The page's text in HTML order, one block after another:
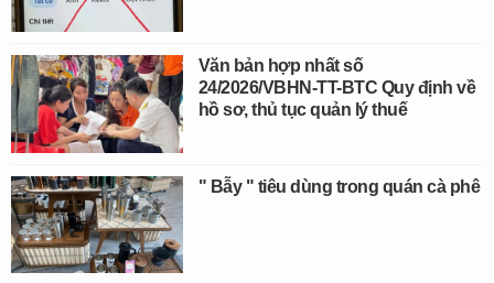
Văn bản hợp nhất số
24/2026/VBHN-TT-BTC Quy định về
hồ sơ, thủ tục quản lý thuế
" Bẫy " tiêu dùng trong quán cà phê